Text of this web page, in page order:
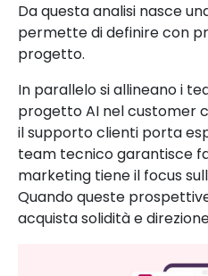
Da questa analisi nasce
permette di definire con
progetto.
In parallelo si allineano i
progetto AI nel customer
il supporto clienti porta
team tecnico garantisce
marketing tiene il focus
Quando queste
acquista solidità e